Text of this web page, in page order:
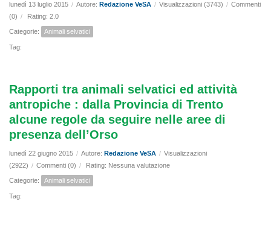
lunedì 13 luglio 2015 / Autore: Redazione VeSA / Visualizzazioni (3743) / Commenti
(0) / Rating: 2.0
Categorie: Animali selvatici
Tag:
Rapporti tra animali selvatici ed attività
antropiche : dalla Provincia di Trento
alcune regole da seguire nelle aree di
presenza dell’Orso
lunedì 22 giugno 2015 / Autore: Redazione VeSA / Visualizzazioni
(2922) / Commenti (0) / Rating: Nessuna valutazione
Categorie: Animali selvatici
Tag: